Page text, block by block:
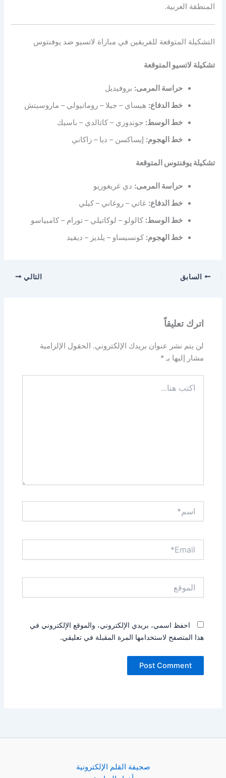
المنطقة العربية.
التشكيلة المتوقعة للفريقين في مباراة لاتسيو ضد يوفنتوس
تشكيلة لاتسيو المتوقعة
حراسة المرمى: بروفيديل
خط الدفاع: هيساي – جيلا – رومانيولي – ماروسيتش
خط الوسط: جوندوزي – كاتالدي – باسيك
خط الهجوم: إيساكسن – ديا – زاكاني
تشكيلة يوفنتوس المتوقعة
حراسة المرمى: دي غريغوريو
خط الدفاع: غاتي – روغاني – كيلي
خط الوسط: كالولو – لوكاتيلي – تورام – كامبياسو
خط الهجوم: كونسيساو – يلديز – ديفيد
السابق التالي
اترك تعليقاً
لن يتم نشر عنوان بريدك الإلكتروني.
الحقول الإلزامية
مشار إليها بـ*
هنا...
احفظ اسمي، بريدي الإلكتروني، والموقع الإلكتروني في
هذا المتصفح لاستخدامها المرة المقبلة في تعليقي.
صجيفة القلم الإلكترونية